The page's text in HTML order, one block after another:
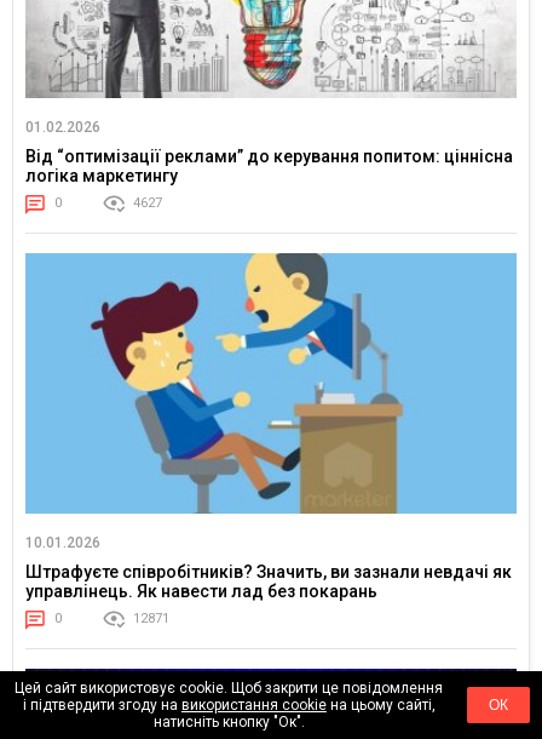
01.02.2026
Від “оптимізації реклами” до керування попитом: ціннісна
логіка маркетингу
0 4627
10.01.2026
Штрафуєте співробітників? Значить, ви зазнали невдачі як
управлінець. Як навести лад без покарань
0 12871
Цей сайт використовує cookie. Щоб закрити це повідомлення
і підтвердити згоду на використання cookieна цьому сайті,
натисніть кнопку "Ок".
ОК